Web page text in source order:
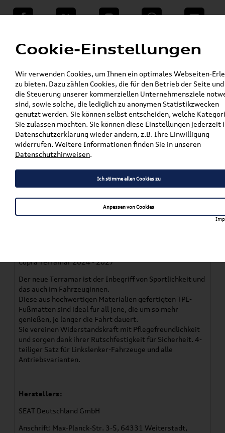
teilen Twitter Instagram WhatsApp E-Mail
VW Shop - VW Originalteile und Zubehör »
% Sale »
Original SEAT CUPRA Terramar
Gummifußmatten Satz Vorne + Hinten
578061500 041
Original SEAT CUPRA
Terramar Gummifußmatten
Satz Vorne + Hinten
578061500 041
Cupra Terramar 2024 - 2027
Der neue Terramar ist der Inbegriff von Sportlichkeit und
das auch im Fahrzeuginnen.
Diese aus hochwertigen Materialien gefertigten TPE-
Fußmatten sind ideal für all jene, die um so mehr
genießen, je länger die Fahrt dauert.
Sie vereinen Widerstandskraft mit Pflegefreundlichkeit
und sorgen dank ihrer Rutschfestigkeit für Sicherheit. 4-
teiliger Satz für Linkslenker-Fahrzeuge und alle
Antriebsvarianten.
Herstellers:
SEAT Deutschland GmbH
Anschrift: Max-Planck-Str. 3-5, 64331 Weiterstadt,
Cookie-Einstellungen
Wir verwenden Cookies, um Ihnen ein optimales Webseiten-
zu bieten. Dazu zählen Cookies, die für den Betrieb der Seite
die Steuerung unserer kommerziellen Unternehmensziele
sind, sowie solche, die lediglich zu anonymen Statistikzwecken
genutzt werden. Sie können selbst entscheiden, welche
Sie zulassen möchten. Sie können diese Einstellungen jederzeit
Datenschutzerklärung wieder ändern, z.B. Ihre Einwilligung
widerrufen. Weitere Informationen finden Sie in unseren
Datenschutzhinweisen.
Ich stimme allen Cookies zu
Anpassen von Cookies